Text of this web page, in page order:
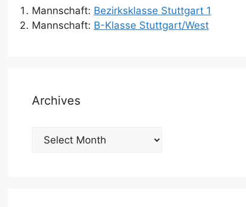
Mannschaft: Bezirksklasse Stuttgart 1
Mannschaft: B-Klasse Stuttgart/West
Archives
Archives